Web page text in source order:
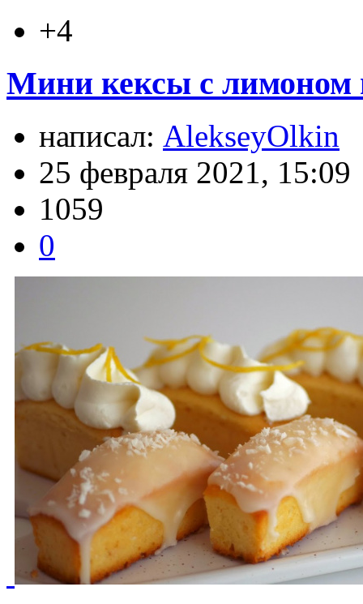
+4
Мини кексы с лимоном
написал: AlekseyOlkin
25 февраля 2021, 15:09
1059
0